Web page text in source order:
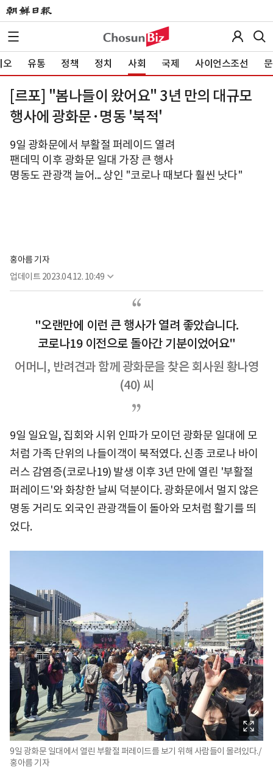
오 유통 정책 정치 사회 국제 사이언스조선
[르포] "봄나들이 왔어요" 3년 만의 대규모
행사에 광화문·명동 '북적'
9일 광화문에서 부활절 퍼레이드 열려
팬데믹 이후 광화문 일대 가장 큰 행사
명동도 관광객 늘어... 상인 "코로나 때보다 훨씬 낫다"
홍아름 기자
업데이트 2023.04.12. 10:49
"오랜만에 이런 큰 행사가 열려 좋았습니다.
코로나19 이전으로 돌아간 기분이었어요"
어머니, 반려견과 함께 광화문을 찾은 회사원 황나영
(40) 씨
9일 일요일, 집회와 시위 인파가 모이던 광화문 일대에 모
처럼 가족 단위의 나들이객이 북적였다. 신종 코로나 바이
러스 감염증(코로나19) 발생 이후 3년 만에 열린 '부활절
퍼레이드'와 화창한 날씨 덕분이다. 광화문에서 멀지 않은
명동 거리도 외국인 관광객들이 돌아와 모처럼 활기를 띄
었다.
9일 광화문 일대에서 열린 부활절 퍼레이드를 보기 위해 사람들이 몰려있다./
홍아름 기자